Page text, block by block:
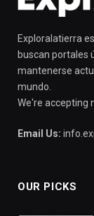
Exploralatierra
buscan portales
mantenerse
mundo.
We're accepting
Email Us:
OUR PICKS